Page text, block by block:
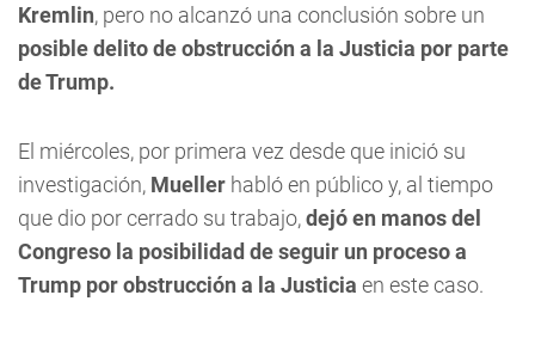
Kremlin, pero no alcanzó una conclusión sobre un
posible delito de obstrucción a la Justicia por parte
de Trump.
El miércoles, por primera vez desde que inició su
investigación, Mueller habló en público y, al tiempo
que dio por cerrado su trabajo,dejó en manos del
Congreso la posibilidad de seguir un proceso a
Trump por obstrucción a la Justicia en este caso.